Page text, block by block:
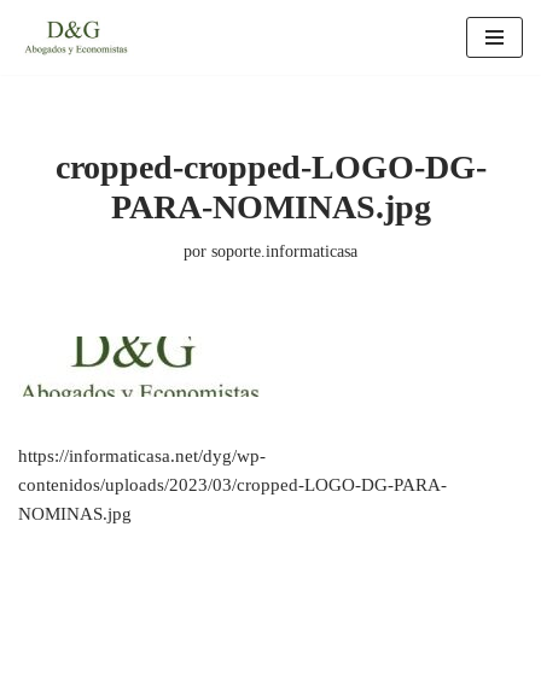
cropped-cropped-LOGO-DG-
PARA-NOMINAS.jpg
por soporte.informaticasa
https://informaticasa.net/dyg/wp-
contenidos/uploads/2023/03/cropped-LOGO-DG-PARA-
NOMINAS.jpg